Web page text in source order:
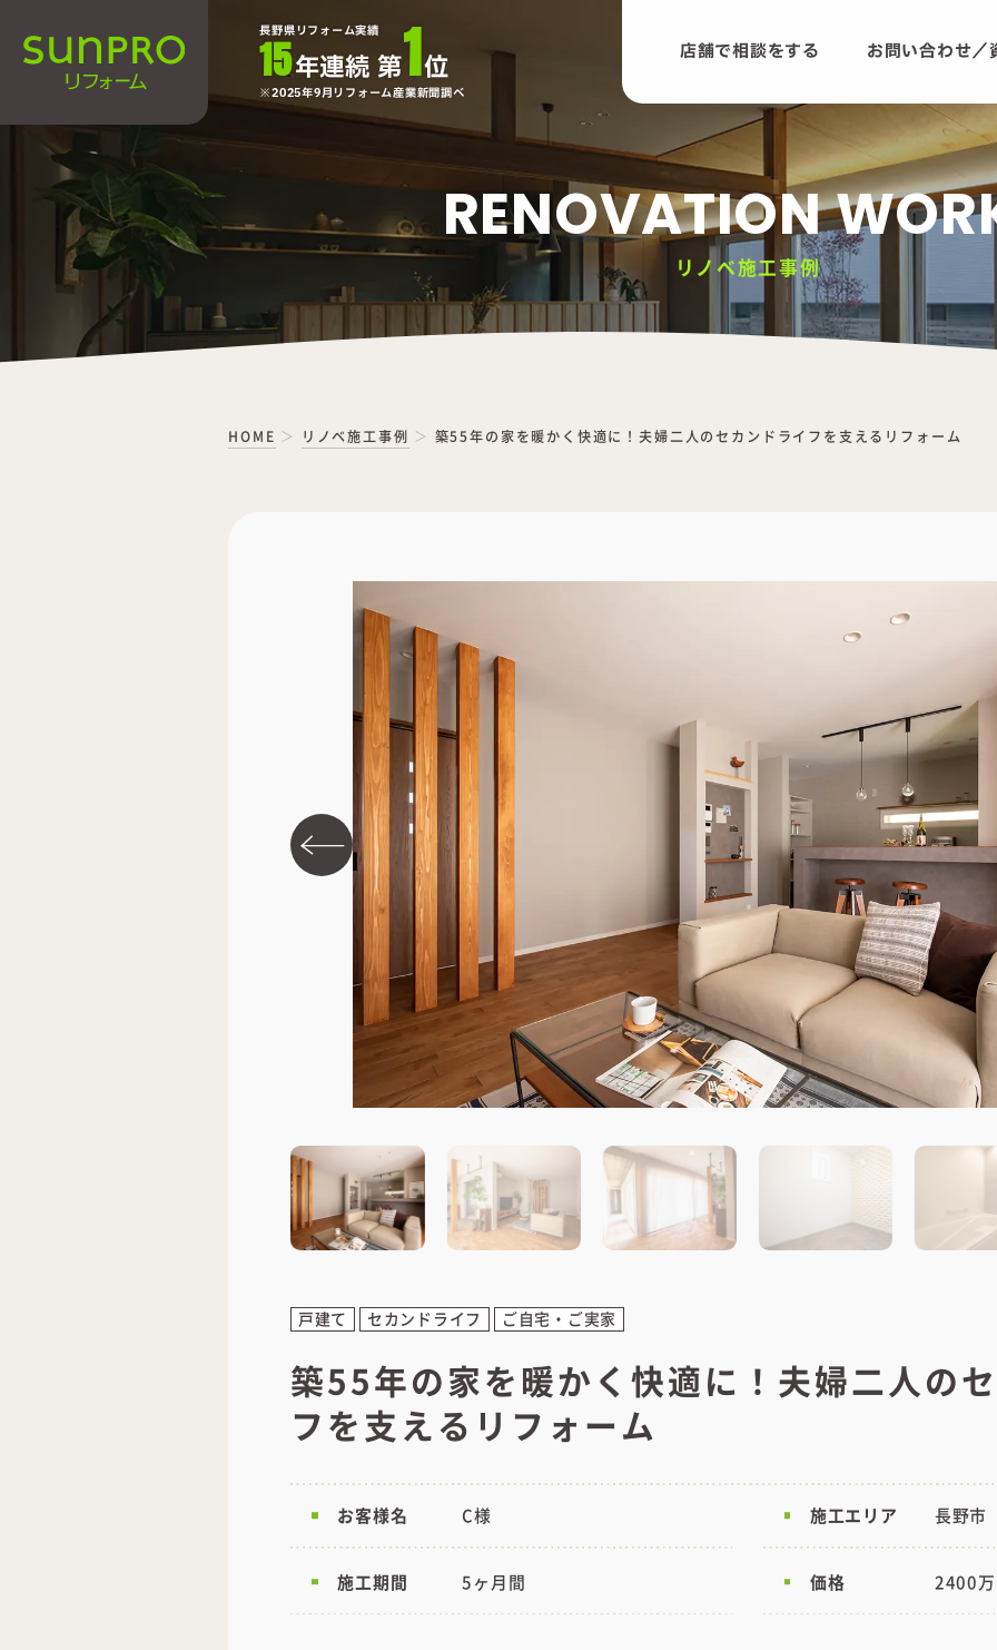
長野県リフォーム実績
15年連続 第1位
2025年9月リフォーム産業新聞調べ
店舗で相談をする お問い合わせ／
RENOVATION
リノベ施工事例
HOME リノベ施工事例 築55年の家を暖かく快適に！夫婦二人のセカンドライフを支えるリフォーム
戸建て セカンドライフ ご自宅・ご実家
築55年の家を暖かく快適に！夫婦二人の
フを支えるリフォーム
お客様名 C様 施工エリア 長野市
施工期間 5ヶ月間 価格 2400